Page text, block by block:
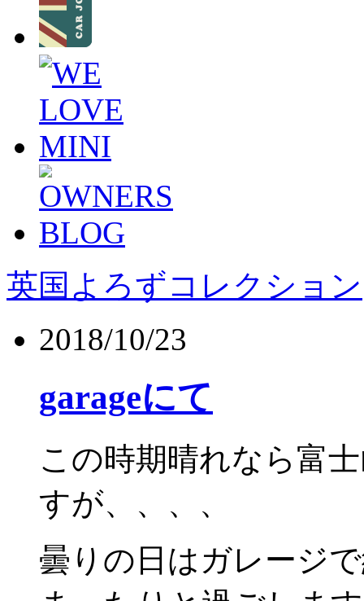
英国よろずコレクション
2018/10/23
garageにて
この時期晴れなら富
すが、、、、
曇りの日はガレージ